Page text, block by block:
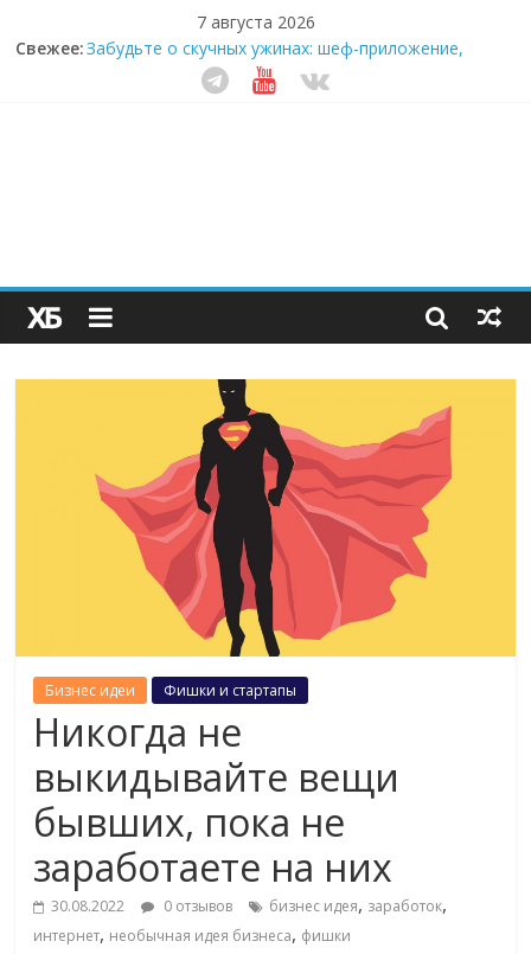
7 августа 2026
Свежее:
Секрет супергидратации: почему кокосовая вода с
пребиотиками становится главным трендом
здорового питания
Забудьте о скучных ужинах: шеф-приложение,
Как простая наклейка заставляет миллионы людей
не забывать о самом важном креме этим летом
Бизнес идеи Фишки и стартапы
Никогда не
выкидывайте вещи
бывших, пока не
заработаете на них
30.08.2022 0 отзывов бизнес идея, заработок,
интернет, необычная идея бизнеса, фишки